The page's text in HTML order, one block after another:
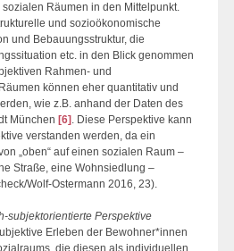
Räumen in den Mittelpunkt.
und sozioökonomische
und Bebauungsstruktur, die
etc. in den Blick genommen
Rahmen- und
können eher quantitativ und
wie z.B. anhand der Daten des
München [6] . Diese Perspektive kann
verstanden werden, da ein
„oben“ auf einen sozialen Raum –
Straße, eine Wohnsiedlung –
Wolf-Ostermann 2016, 23).
subjektorientierte Perspektive
Erleben der Bewohner*innen
die diesen als individuellen